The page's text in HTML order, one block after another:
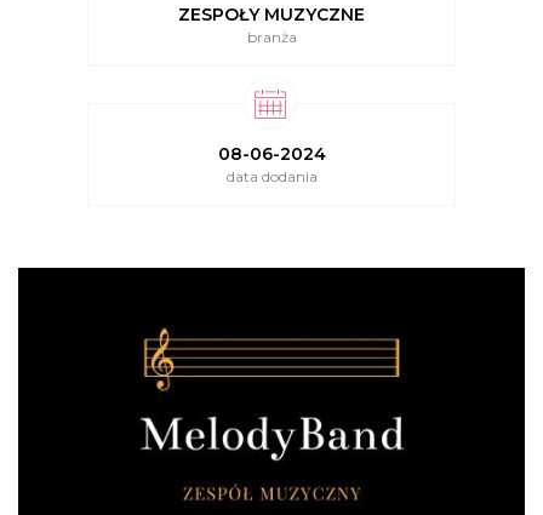
ZESPOŁY MUZYCZNE
branża
08-06-2024
data dodania